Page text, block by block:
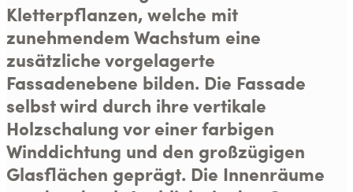
Kletterpflanzen, welche mit
zunehmendem Wachstum eine
zusätzliche vorgelagerte
Fassadenebene bilden. Die Fassade
selbst wird durch ihre vertikale
Holzschalung vor einer farbigen
Winddichtung und den großzügigen
Glasflächen geprägt. Die Innenräume